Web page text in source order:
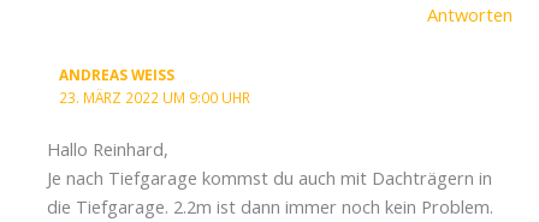
Antworten
ANDREAS WEISS
23. MÄRZ 2022 UM 9:00 UHR
Hallo Reinhard,
Je nach Tiefgarage kommst du auch mit Dachträgern in
die Tiefgarage. 2.2m ist dann immer noch kein Problem.